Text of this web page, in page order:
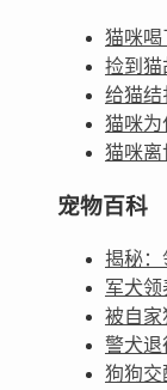
猫咪喝
捡到猫
给猫结
猫咪为
猫咪离
宠物百科
揭秘：
军犬领
被自家
警犬退
狗狗交